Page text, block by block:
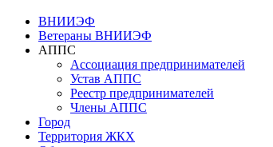
ВНИИЭФ
Ветераны ВНИИЭФ
АППС
Ассоциация предпринимателей
Устав АППС
Реестр предпринимателей
Члены АППС
Город
Территория ЖКХ